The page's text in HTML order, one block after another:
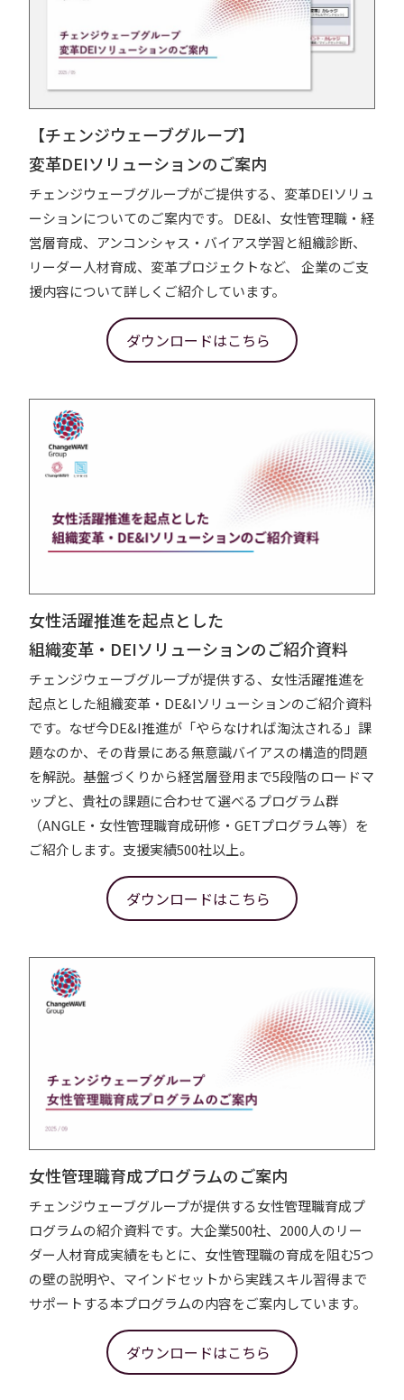
【チェンジウェーブグループ】
変革DEIソリューションのご案内
チェンジウェーブグループがご提供する、変革DEIソリュ
ーションについてのご案内です。 DE&I、女性管理職・経
営層育成、アンコンシャス・バイアス学習と組織診断、
リーダー人材育成、変革プロジェクトなど、 企業のご支
援内容について詳しくご紹介しています。
ダウンロードはこちら
女性活躍推進を起点とした
組織変革・DEIソリューションのご紹介資料
チェンジウェーブグループが提供する、女性活躍推進を
起点とした組織変革・DE&Iソリューションのご紹介資料
です。なぜ今DE&I推進が「やらなければ淘汰される」課
題なのか、その背景にある無意識バイアスの構造的問題
を解説。基盤づくりから経営層登用まで5段階のロードマ
ップと、貴社の課題に合わせて選べるプログラム群
（ANGLE・女性管理職育成研修・GETプログラム等）を
ご紹介します。支援実績500社以上。
ダウンロードはこちら
女性管理職育成プログラムのご案内
チェンジウェーブグループが提供する女性管理職育成プ
ログラムの紹介資料です。大企業500社、2000人のリー
ダー人材育成実績をもとに、女性管理職の育成を阻む5つ
の壁の説明や、マインドセットから実践スキル習得まで
サポートする本プログラムの内容をご案内しています。
ダウンロードはこちら